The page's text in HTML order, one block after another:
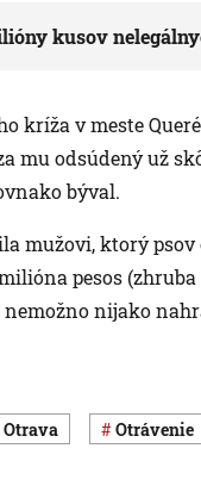
kusov
kríža v meste
mu odsúdený už
býval.
mužovi, ktorý
pesos
nijako
otrava otrávenie